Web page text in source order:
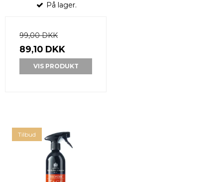
På lager.
99,00 DKK
89,10 DKK
VIS PRODUKT
Tilbud